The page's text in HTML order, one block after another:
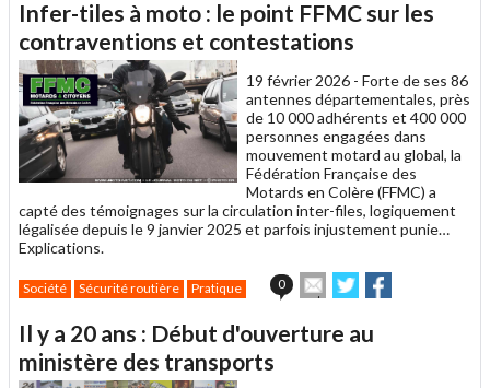
un
ami
Infer-tiles à moto : le point FFMC sur les
contraventions et contestations
19 février 2026 - Forte de ses 86
antennes départementales, près
de 10 000 adhérents et 400 000
personnes engagées dans
mouvement motard au global, la
Fédération Française des
Motards en Colère (FFMC) a
capté des témoignages sur la circulation inter-files, logiquement
légalisée depuis le 9 janvier 2025 et parfois injustement punie…
Explications.
Société Sécurité routière Pratique 0
Envoyer
cet
à
Partager
sur sur
Il y a 20 ans : Début d'ouverture au
ministère des transports